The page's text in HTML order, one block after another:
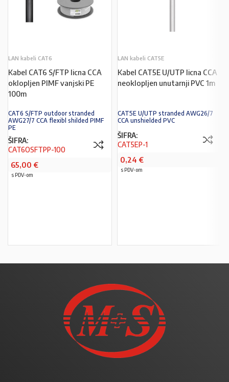
LAN kabeli CAT6
Kabel CAT6 S/FTP licna CCA
oklopljen PIMF vanjski PE
100m
CAT6 S/FTP outdoor stranded
AWG27/7 CCA flexibl shilded PIMF
PE
ŠIFRA:
CAT6OSFTPP-100
65,00 €
s PDV-om
LAN kabeli CAT5E
Kabel CAT5E U/UTP licna CCA
neoklopljen unutarnji PVC 1m
CAT5E U/UTP stranded AWG26/7
CCA unshielded PVC
ŠIFRA:
CAT5EP-1
0,24 €
s PDV-om